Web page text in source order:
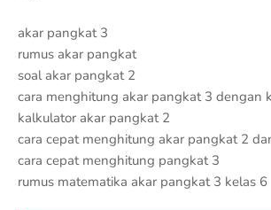
akar pangkat 3
rumus akar pangkat
soal akar pangkat 2
cara menghitung akar pangkat 3 dengan
kalkulator akar pangkat 2
cara cepat menghitung akar pangkat 2
cara cepat menghitung pangkat 3
rumus matematika akar pangkat 3 kelas 6